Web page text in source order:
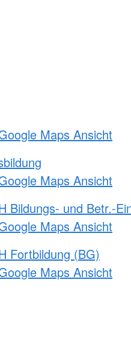
Maps Ansicht
Maps Ansicht
Bildungs- und Betr.-
Maps Ansicht
Fortbildung (BG)
Maps Ansicht